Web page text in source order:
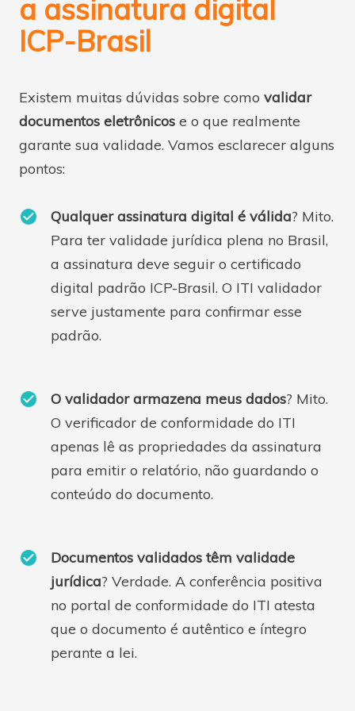
a assinatura digital
ICP-Brasil
Existem muitas dúvidas sobre como validar
documentos eletrônicos e o que realmente
garante sua validade. Vamos esclarecer alguns
pontos:
Qualquer assinatura digital é válida? Mito.
Para ter validade jurídica plena no Brasil,
a assinatura deve seguir o certificado
digital padrão ICP-Brasil. O ITI validador
serve justamente para confirmar esse
padrão.
O validador armazena meus dados? Mito.
O verificador de conformidade do ITI
apenas lê as propriedades da assinatura
para emitir o relatório, não guardando o
conteúdo do documento.
Documentos validados têm validade
jurídica? Verdade. A conferência positiva
no portal de conformidade do ITI atesta
que o documento é autêntico e íntegro
perante a lei.